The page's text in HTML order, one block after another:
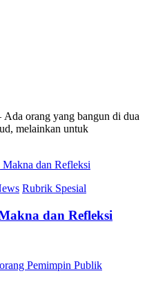
orang yang bangun di dua
melainkan untuk
Rubrik Spesial
dan Refleksi